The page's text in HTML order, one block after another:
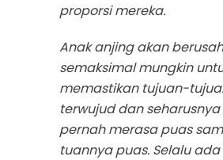
proporsi mereka.
Anak anjing akan
semaksimal mungkin
memastikan tujuan-
terwujud dan
pernah merasa puas
tuannya puas. Selalu